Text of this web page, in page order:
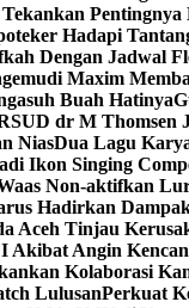
Pentingnya
Hadapi
Dengan Jadwal
Maxim
Buah Hatinya
dr M Thomsen
NiasDua Lagu
Ikon Singing
Non-aktifkan
Hadirkan
Aceh Tinjau
Akibat Angin
Kolaborasi
LulusanPerkuat